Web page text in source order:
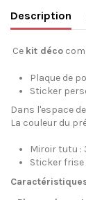
Description
Ce kit déco
Plaque de
Sticker
Dans l'espace
La couleur du
Miroir tutu :
Sticker